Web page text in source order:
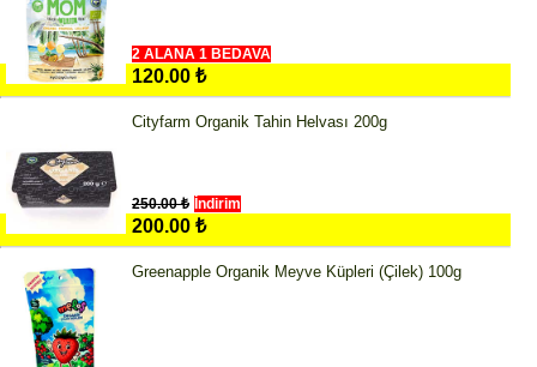
2 ALANA 1 BEDAVA
120.00 ₺
Cityfarm Organik Tahin Helvası 200g
250.00 ₺ İndirim
200.00 ₺
Greenapple Organik Meyve Küpleri (Çilek) 100g